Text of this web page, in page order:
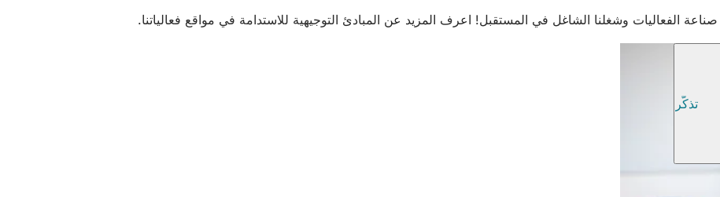
الفعاليات وشغلنا الشاغل في المستقبل! اعرف المزيد عن المبادئ التوجيهية للاستدامة في مواقع فعالياتنا.
تذكّر